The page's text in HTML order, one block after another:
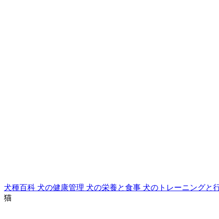
犬種百科 犬の健康管理 犬の栄養と食事 犬のトレーニングと
猫